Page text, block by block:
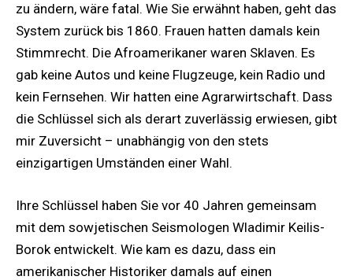
zu ändern, wäre fatal. Wie Sie erwähnt haben, geht das
System zurück bis 1860. Frauen hatten damals kein
Stimmrecht. Die Afroamerikaner waren Sklaven. Es
gab keine Autos und keine Flugzeuge, kein Radio und
kein Fernsehen. Wir hatten eine Agrarwirtschaft. Dass
die Schlüssel sich als derart zuverlässig erwiesen, gibt
mir Zuversicht – unabhängig von den stets
einzigartigen Umständen einer Wahl.
Ihre Schlüssel haben Sie vor 40 Jahren gemeinsam
mit dem sowjetischen Seismologen Wladimir Keilis-
Borok entwickelt. Wie kam es dazu, dass ein
amerikanischer Historiker damals auf einen